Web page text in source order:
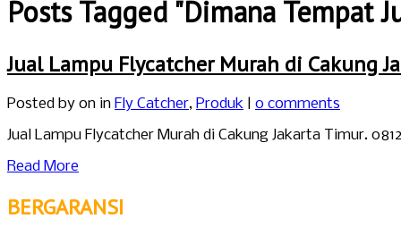
Posts Tagged "Dimana Tempat
Jual Lampu Flycatcher Murah di Cakung
Posted by on in Fly Catcher, Produk
0 comments
Jual Lampu Flycatcher Murah di Cakung Jakarta Timur.
Read More
BERGARANSI